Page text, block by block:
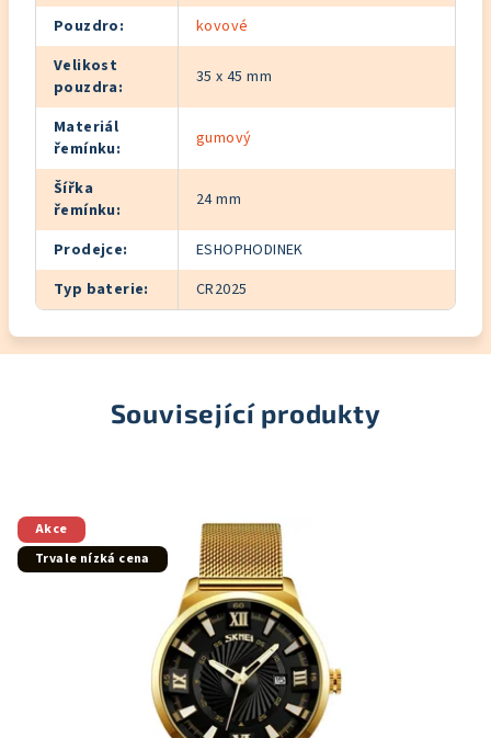
Pouzdro:
kovové
Velikost
pouzdra: 35 x 45 mm
Materiál
řemínku: gumový
Šířka
řemínku: 24 mm
Prodejce:
ESHOPHODINEK
Typ baterie: CR2025
Související produkty
Akce
Trvale nízká cena